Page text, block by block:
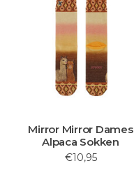
Mirror Mirror Dames
Alpaca Sokken
€10,95